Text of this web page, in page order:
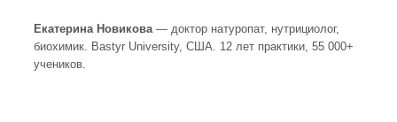
Екатерина Новикова— доктор натуропат, нутрициолог,
биохимик. Bastyr University, США. 12 лет практики, 55 000+
учеников.